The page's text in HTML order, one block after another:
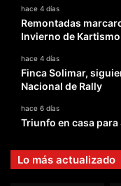
hace 4 días
Remontadas
Invierno de Kartismo
hace 4 días
Finca Solimar,
Nacional de Rally
hace 6 días
Triunfo en casa para
Lo más actualizado